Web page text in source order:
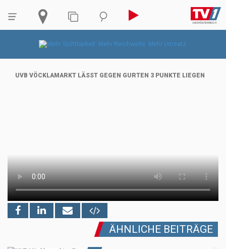
UVB VÖCKLAMARKT LÄSST GEGEN GURTEN 3 PUNKTE LIEGEN
ÄHNLICHE BEITRÄGE